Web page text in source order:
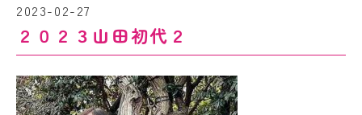
2023-02-27
２０２３山田初代２